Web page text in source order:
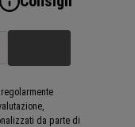
da parte di